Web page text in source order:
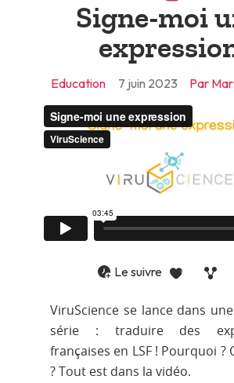
Signe-moi
Education 7 juin 2023 Par
Le suivre 0
ViruScience se lance dans
série : traduire des
françaises en LSF ! Pourquoi ?
? Tout est dans la vidéo.